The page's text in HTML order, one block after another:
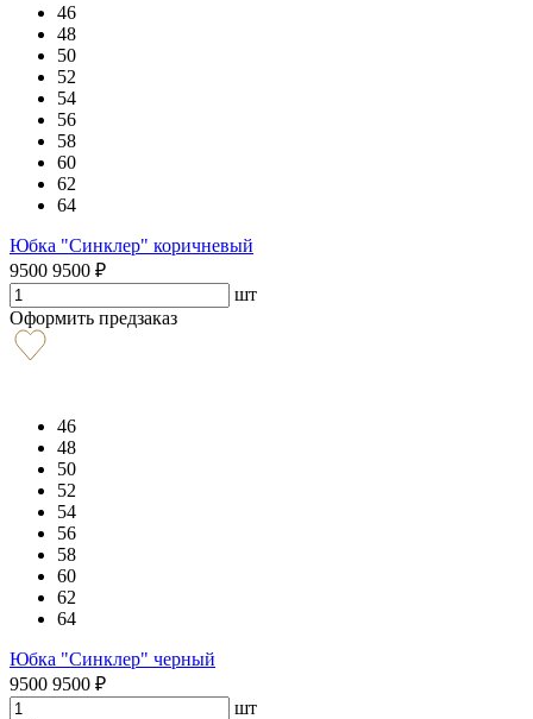
46
48
50
52
54
56
58
60
62
64
Юбка "Синклер" коричневый
9500 9500 ₽
шт
Оформить предзаказ
46
48
50
52
54
56
58
60
62
64
Юбка "Синклер" черный
9500 9500 ₽
шт